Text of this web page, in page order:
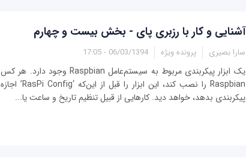
آشنایی و کار با رزبری پای - بخش بیست و چهارم
سارا بصیری پرونده ویژه 06/03/1394 - 17:05
یک ابزار پیکربندی مربوط به سیستم‌عامل Raspbian وجود دارد. هر کس
Raspbian را نصب کند، این ابزار را قبل از این‌که ‘RasPi Config’ اجازه
پیکربندی بدهد، خواهد دید. کارهایی از قبیل تنظیم تاریخ و ساعت یا...